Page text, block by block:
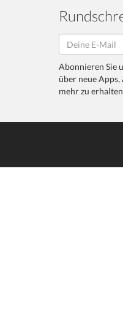
Abonnieren Sie
über neue Apps,
mehr zu